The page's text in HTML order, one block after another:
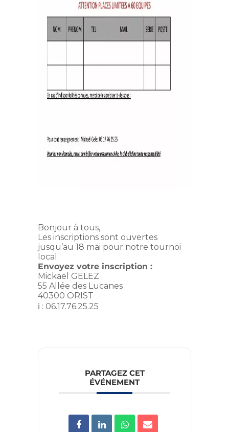
Bonjour à tous,
Les inscriptions sont ouvertes
jusqu’au 18 mai pour notre tournoi
local.
Envoyez votre inscription :
Mickaël GELEZ
55 Allée des Lucanes
40300 ORIST
ℹ : 06.17.76.25.25
PARTAGEZ CET
ÉVÉNEMENT